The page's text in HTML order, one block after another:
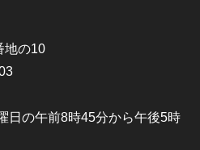
地の10
日の午前8時45分から午後5時